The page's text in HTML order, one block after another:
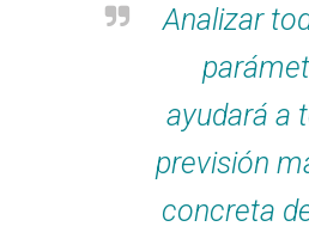
Analizar
ayudará a
previsión
concreta